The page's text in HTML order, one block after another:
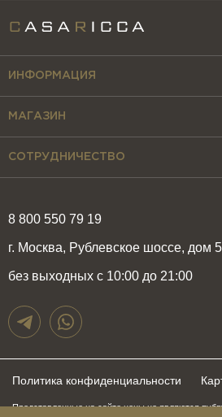
8 800 550 79 19
г. Москва, Рублевское шоссе, дом
без выходных с 10:00 до 21:00
ИНФОРМАЦИЯ
МАГАЗИН
СОТРУДНИЧЕСТВО
Политика конфиденциальности
Представленные на сайте цены не являются